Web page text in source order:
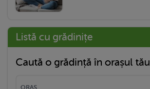
Listă cu grădinițe
Caută o grădință în orașul tău